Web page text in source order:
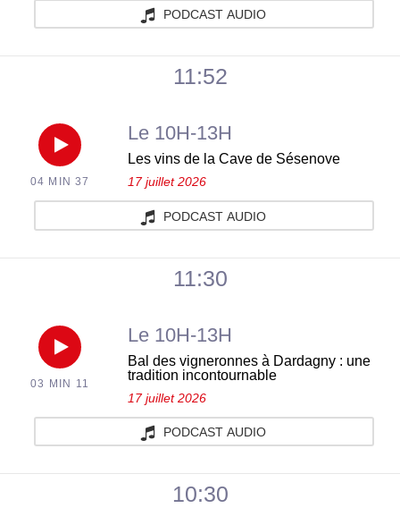
du
août
2026
canicule
en
agriculture
?
jeudi
06
août
2026
Renaud
de
One
FM
de
l’auberge
du
grand
PODCAST AUDIO
11:52
Réécouter
Les
vins
la
Cave
de
Sésenove
04 MIN 37
Le 10H-13H
Les vins de la Cave de Sésenove
17 juillet 2026
PODCAST AUDIO
11:30
Réécouter
des
vigneronnes
03 MIN 11
Le 10H-13H
Bal des vigneronnes à Dardagny : une
tradition incontournable
17 juillet 2026
PODCAST AUDIO
10:30